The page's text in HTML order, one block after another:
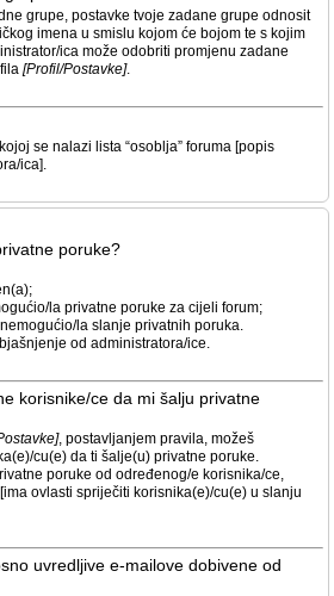
grupe, postavke tvoje zadane grupe odnosit
imena u smislu kojom će bojom te s kojim
ica može odobriti promjenu zadane
[Profil/Postavke].
se nalazi lista “osoblja” foruma [popis
ica].
poruke?
la privatne poruke za cijeli forum;
la slanje privatnih poruka.
od administratora/ice.
korisnike/ce da mi šalju privatne
, postavljanjem pravila, možeš
cu(e) da ti šalje(u) privatne poruke.
poruke od određenog/e korisnika/ce,
ovlasti spriječiti korisnika(e)/cu(e) u slanju
uvredljive e-mailove dobivene od